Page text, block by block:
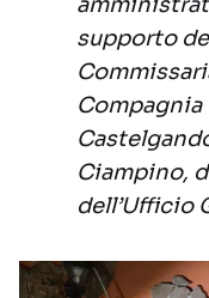
supporto
Ciampino,
dell’Ufficio